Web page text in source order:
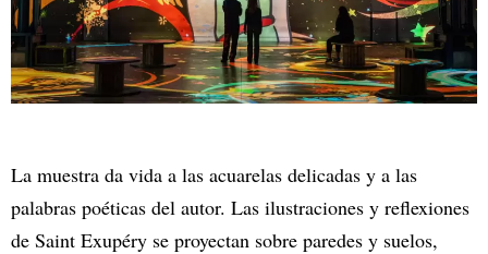
La muestra da vida a las acuarelas delicadas y a las
palabras poéticas del autor. Las ilustraciones y reflexiones
de Saint Exupéry se proyectan sobre paredes y suelos,